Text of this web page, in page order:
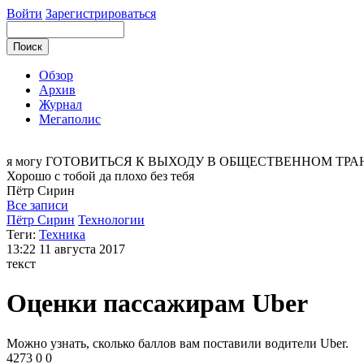
Войти Зарегистрироваться
Обзор
Архив
Журнал
Мегаполис
я могу ГОТОВИТЬСЯ К ВЫХОДУ В ОБЩЕСТВЕННОМ
Хорошо с тобой да плохо без тебя
Пётр Сирин
Все записи
Пётр Сирин Технологии
Теги: Техника
13:22 11 августа 2017
текст
Оценки пассажирам Uber
Можно узнать, сколько баллов вам поставили водители Uber.
4273 0 0